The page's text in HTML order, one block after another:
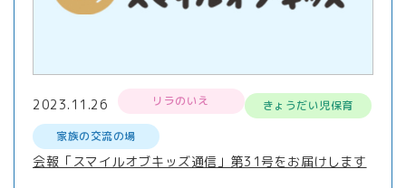
2023.11.26 リラのいえ
きょうだい児保育
家族の交流の場
会報「スマイルオブキッズ通信」第31号をお届けします